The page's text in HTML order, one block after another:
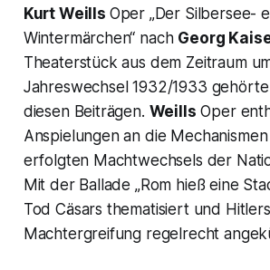
Kurt Weills Oper „Der Silbersee-
Wintermärchen“ nach Georg
Theaterstück aus dem Zeitraum
Jahreswechsel 1932/1933
diesen Beiträgen. Weills Oper
Anspielungen an die
erfolgten Machtwechsels der
Mit der Ballade „Rom hieß eine
Tod Cäsars thematisiert und Hitlers
Machtergreifung regelrecht